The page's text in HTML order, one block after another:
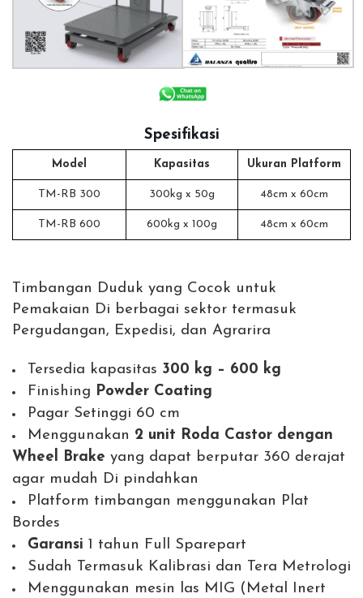
Spesifikasi
Model Kapasitas Ukuran Platform
TM-RB 300 300kg x 50g 48cm x 60cm
TM-RB 600 600kg x 100g 48cm x 60cm
Timbangan Duduk yang Cocok untuk
Pemakaian Di berbagai sektor termasuk
Pergudangan, Expedisi, dan Agrarira
Tersedia kapasitas 300 kg – 600 kg
Finishing Powder Coating
Pagar Setinggi 60 cm
Menggunakan 2 unit Roda Castor dengan
Wheel Brake yang dapat berputar 360 derajat
agar mudah Di pindahkan
Platform timbangan menggunakan Plat
Bordes
Garansi 1 tahun Full Sparepart
Sudah Termasuk Kalibrasi dan Tera Metrologi
Menggunakan mesin las MIG (Metal Inert